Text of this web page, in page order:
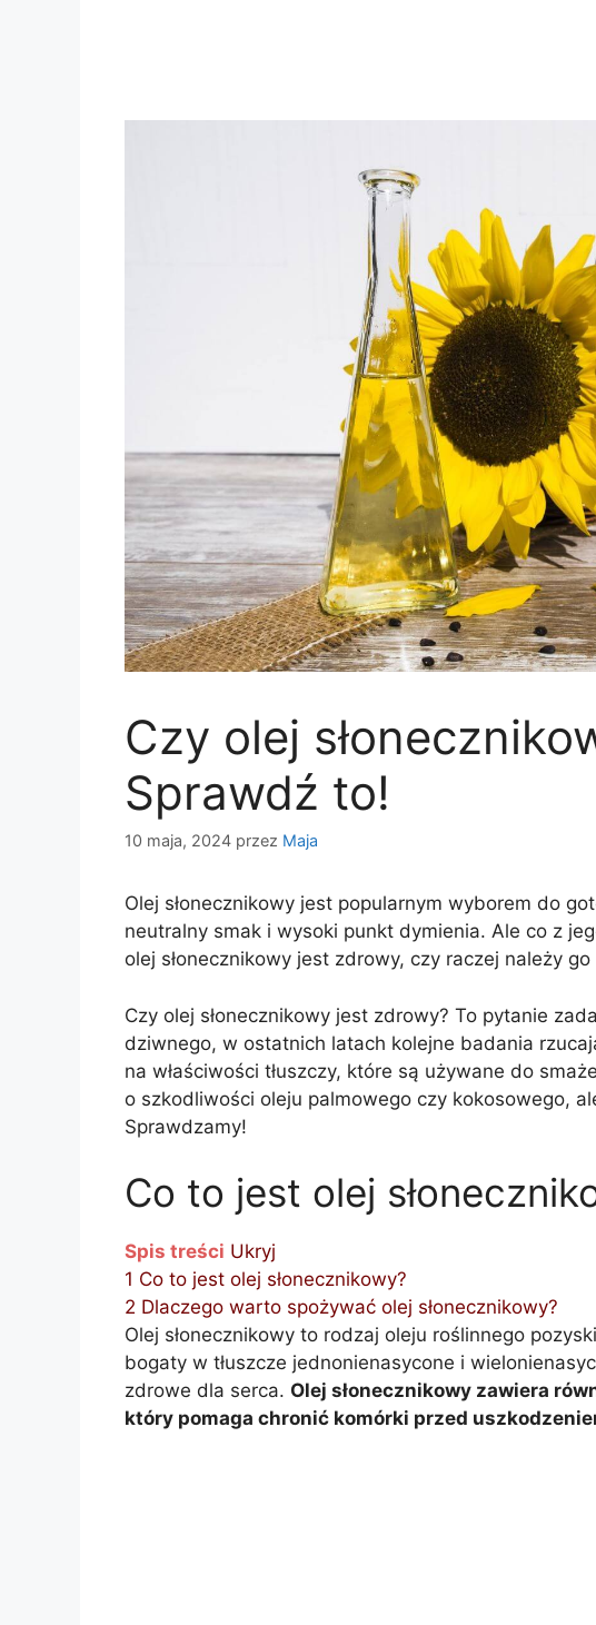
Czy olej
Sprawdź to!
10 maja, 2024 przez Maja
Olej słonecznikowy jest popularnym wyborem do
neutralny smak i wysoki punkt dymienia. Ale co z
olej słonecznikowy jest zdrowy, czy raczej należy go
Czy olej słonecznikowy jest zdrowy? To pytanie
dziwnego, w ostatnich latach kolejne badania
na właściwości tłuszczy, które są używane do
o szkodliwości oleju palmowego czy kokosowego,
Sprawdzamy!
Co to jest olej
Spis treści Ukryj
1 Co to jest olej słonecznikowy?
2 Dlaczego warto spożywać olej słonecznikowy?
Olej słonecznikowy to rodzaj oleju roślinnego
bogaty w tłuszcze jednonienasycone i
zdrowe dla serca. Olej słonecznikowy zawiera
który pomaga chronić komórki przed